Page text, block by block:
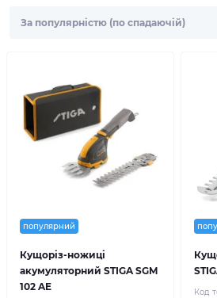
популярний
Кущоріз-ножиці
акумуляторний STIGA SGM
102 AE
Код